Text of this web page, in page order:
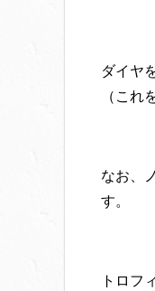
ダイヤ
（これ
なお、
す。
トロフ